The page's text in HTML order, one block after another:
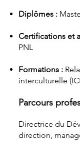
Diplômes :
Certifications et
PNL
Formations :
interculturelle
Parcours
Directrice du
direction,